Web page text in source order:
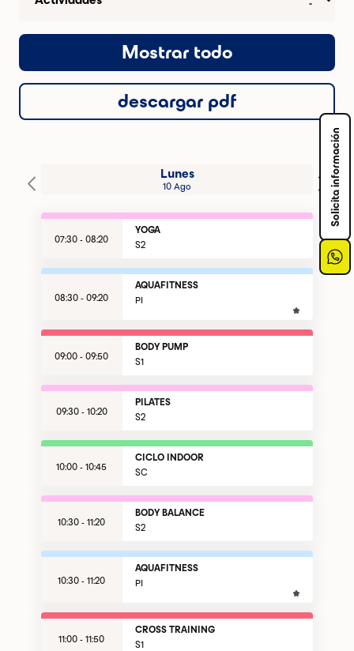
Mostrar todo
descargar pdf
Lunes
10 Ago
07:30 - 08:20
YOGA
S2
08:30 - 09:20
AQUAFITNESS
PI
09:00 - 09:50
BODY PUMP
S1
09:30 - 10:20
PILATES
S2
10:00 - 10:45
CICLO INDOOR
SC
10:30 - 11:20
BODY BALANCE
S2
10:30 - 11:20
AQUAFITNESS
PI
11:00 - 11:50
CROSS TRAINING
S1
Solicita información